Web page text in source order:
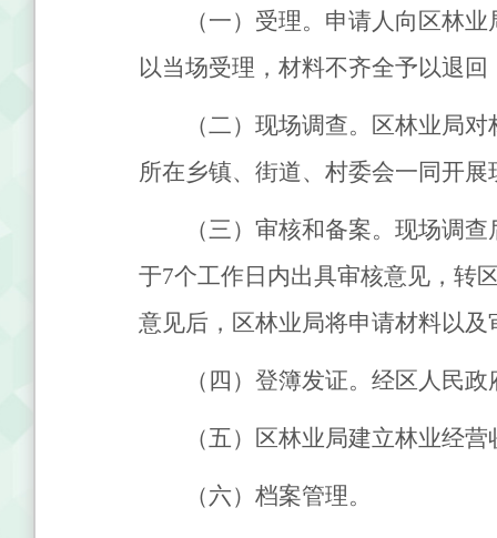
（一）受理。申请人向区林
以当场受理，材料不齐全予以退
（二）现场调查。区林业局
所在乡镇、街道、村委会一同开展
（三）审核和备案。现场调
于7个工作日内出具审核意见，转
意见后，区林业局将申请材料以
（四）登簿发证。经区人民
（五）区林业局建立林业经
（六）档案管理。